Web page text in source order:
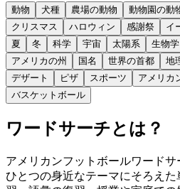
動物 犬種 農場の動物 動物園の動
クリスマス
ハロウィン 感謝祭 イ
夏
冬 科学 宇宙 太陽系 生物学
アメリカの州
国名 世界の首都 地
デザート
ピザ スポーツ
アメリカ
バスケットボール
ワードサーチとは？
アメリカンフットボールワード
ひとつの身近なテーマにそろえ